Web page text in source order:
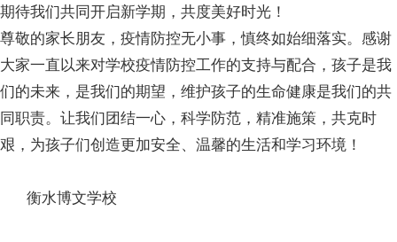
期待我们共同开启新学期，共度美好时光！
尊敬的家长朋友，疫情防控无小事，慎终如始细落实。感谢
大家一直以来对学校疫情防控工作的支持与配合，孩子是我
们的未来，是我们的期望，维护孩子的生命健康是我们的共
同职责。让我们团结一心，科学防范，精准施策，共克时
艰，为孩子们创造更加安全、温馨的生活和学习环境！
衡水博文学校